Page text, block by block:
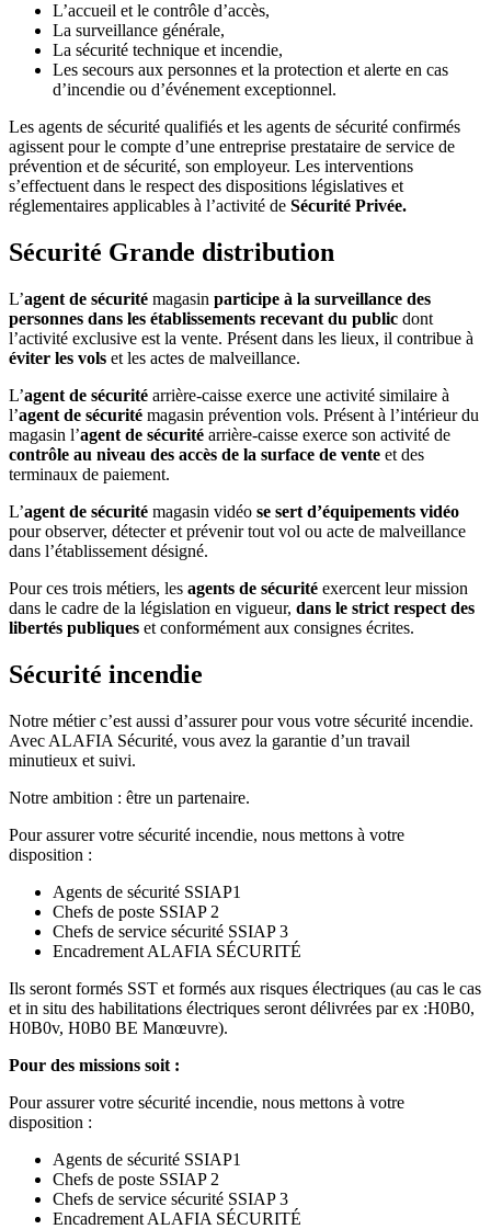
L’accueil et le contrôle d’accès,
La surveillance générale,
La sécurité technique et incendie,
Les secours aux personnes et la protection et alerte en cas
d’incendie ou d’événement exceptionnel.
Les agents de sécurité qualifiés et les agents de sécurité confirmés
agissent pour le compte d’une entreprise prestataire de service de
prévention et de sécurité, son employeur. Les interventions
s’effectuent dans le respect des dispositions législatives et
réglementaires applicables à l’activité de Sécurité Privée.
Sécurité Grande distribution
L’agent de sécurité magasin participe à la surveillance des
personnes dans les établissements recevant du public dont
l’activité exclusive est la vente. Présent dans les lieux, il contribue à
éviter les vols et les actes de malveillance.
L’agent de sécurité arrière-caisse exerce une activité similaire à
l’agent de sécurité magasin prévention vols. Présent à l’intérieur du
magasin l’agent de sécurité arrière-caisse exerce son activité de
contrôle au niveau des accès de la surface de vente et des
terminaux de paiement.
L’agent de sécurité magasin vidéo se sert d’équipements vidéo
pour observer, détecter et prévenir tout vol ou acte de malveillance
dans l’établissement désigné.
Pour ces trois métiers, les agents de sécurité exercent leur mission
dans le cadre de la législation en vigueur, dans le strict respect des
libertés publiques et conformément aux consignes écrites.
Sécurité incendie
Notre métier c’est aussi d’assurer pour vous votre sécurité incendie.
Avec ALAFIA Sécurité, vous avez la garantie d’un travail
minutieux et suivi.
Notre ambition : être un partenaire.
Pour assurer votre sécurité incendie, nous mettons à votre
disposition :
Agents de sécurité SSIAP1
Chefs de poste SSIAP 2
Chefs de service sécurité SSIAP 3
Encadrement ALAFIA SÉCURITÉ
Ils seront formés SST et formés aux risques électriques (au cas le cas
et in situ des habilitations électriques seront délivrées par ex :H0B0,
H0B0v, H0B0 BE Manœuvre).
Pour des missions soit :
Pour assurer votre sécurité incendie, nous mettons à votre
disposition :
Agents de sécurité SSIAP1
Chefs de poste SSIAP 2
Chefs de service sécurité SSIAP 3
Encadrement ALAFIA SÉCURITÉ